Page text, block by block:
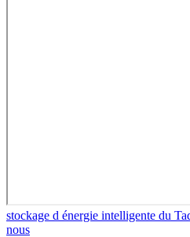
stockage d énergie intelligente du
nous